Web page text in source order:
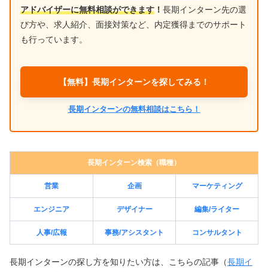
アドバイザーに無料相談ができます ！ 長期インターン先の選
び方や、求人紹介、面接対策など、内定獲得までのサポート
も行っています。
【無料】長期インターンを探してみる！
長期インターンの無料相談はこちら！
長期インターン検索（職種）
営業 企画 マーケティング
エンジニア デザイナー 編集/ライター
人事/広報 事務/アシスタント コンサルタント
長期インターンの探し方を知りたい方は、こちらの記事（長期イ